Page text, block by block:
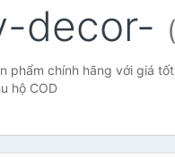
decor-
chính hãng với giá
hộ COD